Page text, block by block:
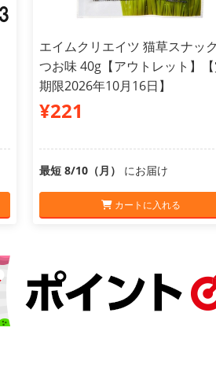
エイムクリエイツ 猫草スナッ
つお味 40g【アウトレット】
期限2026年10月16日】
¥221
最短 8/10（月） にお届け
カートに入れる